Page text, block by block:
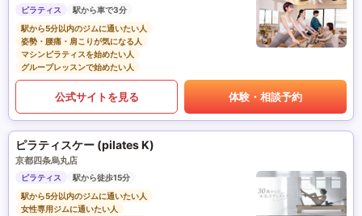
ピラティス
駅から車で3分
駅から5分以内のジムに通いたい人
姿勢・腰痛・肩こりが気になる人
マシンピラティスを始めたい人
グループレッスンで始めたい人
公式サイトを見る 体験・相談予約
ピラティスケー (pilates K)
京都四条烏丸店
ピラティス
駅から徒歩15分
駅から5分以内のジムに通いたい人
女性専用ジムに通いたい人